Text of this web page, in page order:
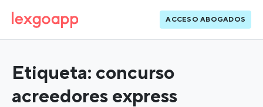
ACCESO ABOGADOS
Etiqueta: concurso
acreedores express